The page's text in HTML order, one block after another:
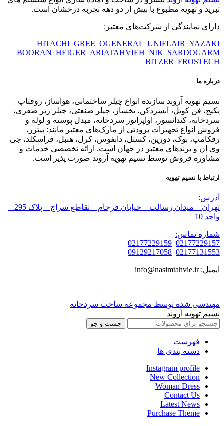
تبرید و تهویه مطبوع با بیش از دو دهه تجربه درخشان است.
دارای نمایندگی از شرکت‌های معتبر:
HITACHI GREE OGENERAL UNIFLAIR YAZAKI
BOORAN HEIGER ARIATAHVIEH NIK SARDOGARM
BITZER FROSTECH
درباره ما
نسیم تهویه آروند سازنده انواع چیلر ساختمانی، هواساز، روفتاپ
پکیج، فن کویل، آبسردکن، یخساز، چیلر صنعتی، چیلر زیر صفری،
سردخانه، کندانسور، اواپراتور سردخانه، مبدل پوسته و لوله و
فروش انواع تجهیزات برودتی از مارک‌های معتبر مانند: بیتزر،
رفکامپ، بوک، دورین، کستل، دانفوس، کرل، هنبل، فراسکلد، جی
وی ان و برندهای معتبر در جهان است. ارائه تخصصی خدمات و
مشاوره فروش توسط نسیم تهویه آروند صورت پذیر است.
ارتباط با نسیم تهویه
آدرس:
تهران – میدان رسالت – خیابان فرجام – تقاطع سراج – پلاک 295 –
واحد 10
شماره تماس:
02177229157
–
02177229159
02177131553
–
09129217058
ایمیل: info@nasimtahvie.ir
مهندسی شده توسط مجموعه ساخت سردخانه
نسیم تهویه آروند
جست و جو
فهرست
دسته بندی ها
Instagram profile
New Collection
Woman Dress
Contact Us
Latest News
Purchase Theme